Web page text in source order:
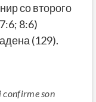
со второго
8:6)
(129).
confirme son